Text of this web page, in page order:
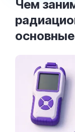
Чем
основные